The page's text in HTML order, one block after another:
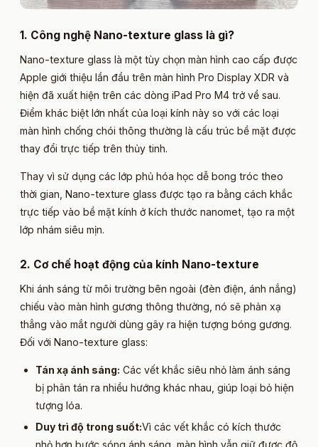
1. Công nghệ Nano-texture glass là gì?​
Nano-texture glass là một tùy chọn màn hình cao cấp được
Apple giới thiệu lần đầu trên màn hình Pro Display XDR và
hiện đã xuất hiện trên các dòng iPad Pro M4 trở về sau.
Điểm khác biệt lớn nhất của loại kính này so với các loại
màn hình chống chói thông thường là cấu trúc bề mặt được
thay đổi trực tiếp trên thủy tinh.
Thay vì sử dụng các lớp phủ hóa học dễ bong tróc theo
thời gian, Nano-texture glass được tạo ra bằng cách khắc
trực tiếp vào bề mặt kính ở kích thước nanomet, tạo ra một
lớp nhám siêu mịn.
2. Cơ chế hoạt động của kính Nano-texture​
Khi ánh sáng từ môi trường bên ngoài (đèn điện, ánh nắng)
chiếu vào màn hình gương thông thường, nó sẽ phản xạ
thẳng vào mắt người dùng gây ra hiện tượng bóng gương.
Đối với Nano-texture glass:
Tán xạ ánh sáng: Các vết khắc siêu nhỏ làm ánh sáng
bị phân tán ra nhiều hướng khác nhau, giúp loại bỏ hiện
tượng lóa.
Duy trì độ trong suốt:Vì các vết khắc có kích thước